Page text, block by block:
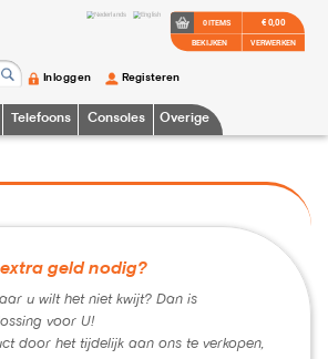
Telefoons Consoles Overige
Inloggen Registeren
0 ITEMS
BEKIJKEN
€ 0,00
VERWERKEN
geld nodig?
u wilt het niet kwijt? Dan is
voor U!
door het tijdelijk aan ons te verkopen,